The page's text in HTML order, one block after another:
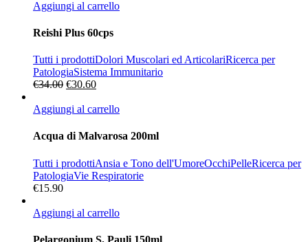
Aggiungi al carrello
Reishi Plus 60cps
Tutti i prodottiDolori Muscolari ed ArticolariRicerca per
PatologiaSistema Immunitario
€34.00 Il
originale
€34.00.
€30.60Il
attuale
€30.60.
Aggiungi al carrello
Acqua di Malvarosa 200ml
Tutti i prodottiAnsia e Tono dell'UmoreOcchiPelleRicerca per
PatologiaVie Respiratorie
€15.90
Aggiungi al carrello
Pelargonium S. Pauli 150ml